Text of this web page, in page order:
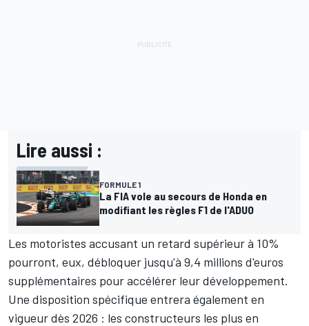
Lire aussi :
FORMULE 1
La FIA vole au secours de Honda en
modifiant les règles F1 de l'ADUO
Les motoristes accusant un retard supérieur à 10%
pourront, eux, débloquer jusqu'à 9,4 millions d'euros
supplémentaires pour accélérer leur développement.
Une disposition spécifique entrera également en
vigueur dès 2026 : les constructeurs les plus en